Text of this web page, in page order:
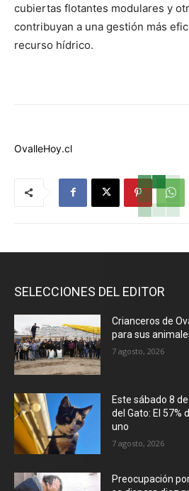
cubiertas flotantes modulares y
contribuyan a una gestión más
recurso hídrico.
OvalleHoy.cl
SELECCIONES DEL EDITOR
Crianceros de
para sus
7 agosto, 2026
Este sábado 8
del Gato: El 57%
uno
7 agosto, 2026
Preocupación